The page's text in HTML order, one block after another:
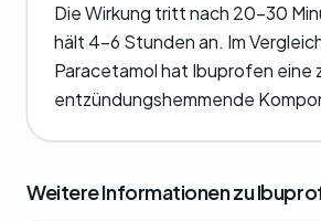
Die Wirkung tritt nach 20-30
hält 4-6 Stunden an. Im
Paracetamol hat Ibuprofen eine
entzündungshemmende
Weitere Informationen zu